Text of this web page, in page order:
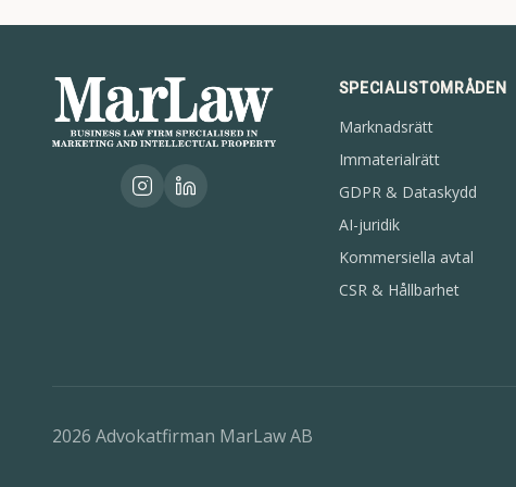
SPECIALISTOMRÅDEN
Marknadsrätt
Immaterialrätt
GDPR & Dataskydd
AI-juridik
Kommersiella avtal
CSR & Hållbarhet
2026 Advokatfirman MarLaw AB